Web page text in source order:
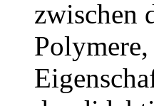
zwischen